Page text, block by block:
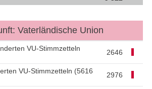
Vaterländische Union
VU-Stimmzetteln
2646
VU-Stimmzetteln (5616
2976